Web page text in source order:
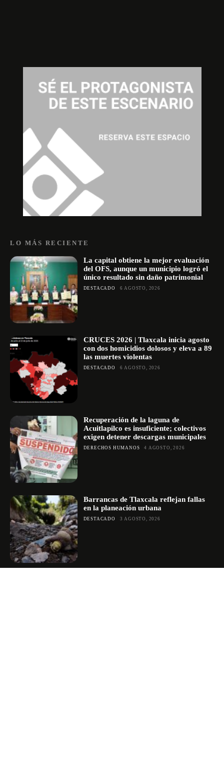
LO MÁS RECIENTE
La capital obtiene la mejor evaluación
del OFS, aunque un municipio logró el
único resultado sin daño patrimonial
DESTACADO 6 AGOSTO, 2026
CRUCES 2026 | Tlaxcala inicia agosto
con dos homicidios dolosos y eleva a 89
las muertes violentas
DESTACADO 6 AGOSTO, 2026
Recuperación de la laguna de
Acuitlapilco es insuficiente; colectivos
exigen detener descargas municipales
DERECHOS HUMANOS 4 AGOSTO, 2026
Barrancas de Tlaxcala reflejan fallas
en la planeación urbana
DESTACADO 3 AGOSTO, 2026